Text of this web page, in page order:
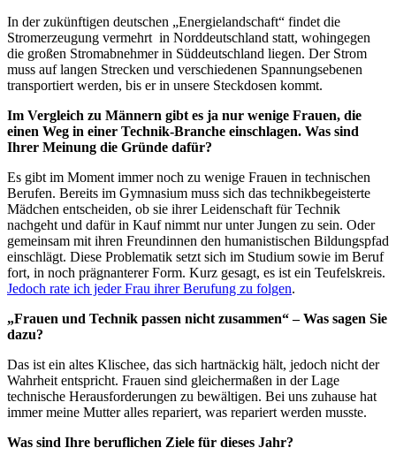
In der zukünftigen deutschen „Energielandschaft“ findet die
Stromerzeugung vermehrt in Norddeutschland statt, wohingegen
die großen Stromabnehmer in Süddeutschland liegen. Der Strom
muss auf langen Strecken und verschiedenen Spannungsebenen
transportiert werden, bis er in unsere Steckdosen kommt.
Im Vergleich zu Männern gibt es ja nur wenige Frauen, die
einen Weg in einer Technik-Branche einschlagen. Was sind
Ihrer Meinung die Gründe dafür?
Es gibt im Moment immer noch zu wenige Frauen in technischen
Berufen. Bereits im Gymnasium muss sich das technikbegeisterte
Mädchen entscheiden, ob sie ihrer Leidenschaft für Technik
nachgeht und dafür in Kauf nimmt nur unter Jungen zu sein. Oder
gemeinsam mit ihren Freundinnen den humanistischen Bildungspfad
einschlägt. Diese Problematik setzt sich im Studium sowie im Beruf
fort, in noch prägnanterer Form. Kurz gesagt, es ist ein Teufelskreis.
Jedoch rate ich jeder Frau ihrer Berufung zu folgen.
„Frauen und Technik passen nicht zusammen“ – Was sagen Sie
dazu?
Das ist ein altes Klischee, das sich hartnäckig hält, jedoch nicht der
Wahrheit entspricht. Frauen sind gleichermaßen in der Lage
technische Herausforderungen zu bewältigen. Bei uns zuhause hat
immer meine Mutter alles repariert, was repariert werden musste.
Was sind Ihre beruflichen Ziele für dieses Jahr?